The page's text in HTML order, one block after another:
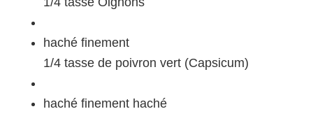
haché finement
1/4 tasse de poivron vert (Capsicum)
haché finement haché